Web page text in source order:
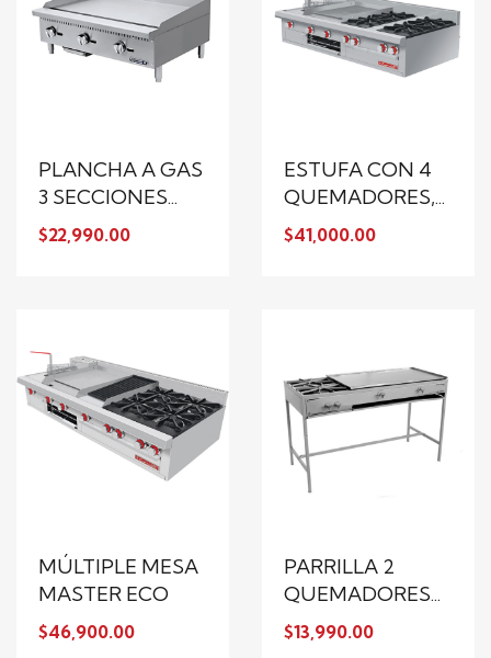
PLANCHA A GAS
3 SECCIONES...
$22,990.00
ESTUFA CON 4
QUEMADORES,...
$41,000.00
MÚLTIPLE MESA
MASTER ECO
$46,900.00
PARRILLA 2
QUEMADORES...
$13,990.00